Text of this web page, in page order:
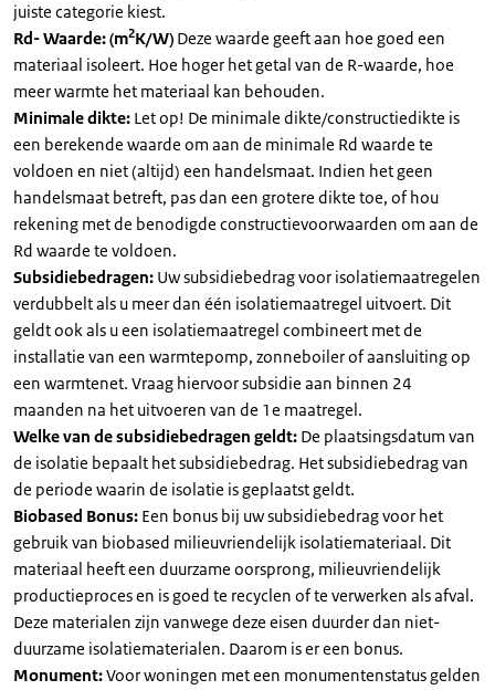
juiste categorie kiest.
Rd- Waarde: (m2K/W) Deze waarde geeft aan hoe goed een
materiaal isoleert. Hoe hoger het getal van de R-waarde, hoe
meer warmte het materiaal kan behouden.
Minimale dikte: Let op! De minimale dikte/constructiedikte is
een berekende waarde om aan de minimale Rd waarde te
voldoen en niet (altijd) een handelsmaat. Indien het geen
handelsmaat betreft, pas dan een grotere dikte toe, of hou
rekening met de benodigde constructievoorwaarden om aan de
Rd waarde te voldoen.
Subsidiebedragen: Uw subsidiebedrag voor isolatiemaatregelen
verdubbelt als u meer dan één isolatiemaatregel uitvoert. Dit
geldt ook als u een isolatiemaatregel combineert met de
installatie van een warmtepomp, zonneboiler of aansluiting op
een warmtenet. Vraag hiervoor subsidie aan binnen 24
maanden na het uitvoeren van de 1e maatregel.
Welke van de subsidiebedragen geldt: De plaatsingsdatum van
de isolatie bepaalt het subsidiebedrag. Het subsidiebedrag van
de periode waarin de isolatie is geplaatst geldt.
Biobased Bonus: Een bonus bij uw subsidiebedrag voor het
gebruik van biobased milieuvriendelijk isolatiemateriaal. Dit
materiaal heeft een duurzame oorsprong, milieuvriendelijk
productieproces en is goed te recyclen of te verwerken als afval.
Deze materialen zijn vanwege deze eisen duurder dan niet-
duurzame isolatiematerialen. Daarom is er een bonus.
Monument:Voor woningen met een monumentenstatus gelden